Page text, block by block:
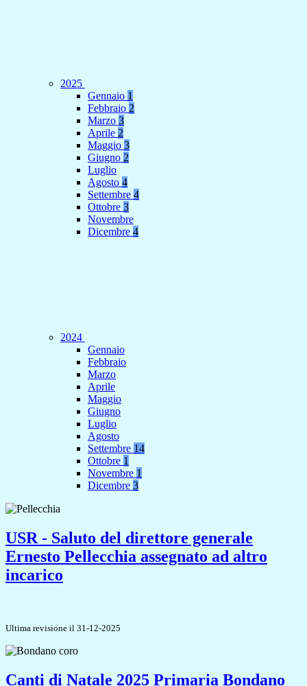
2025
Gennaio 1
Febbraio 2
Marzo 3
Aprile 2
Maggio 3
Giugno 2
Luglio
Agosto 4
Settembre 4
Ottobre 3
Novembre
Dicembre 4
2024
Gennaio
Febbraio
Marzo
Aprile
Maggio
Giugno
Luglio
Agosto
Settembre 14
Ottobre 1
Novembre 1
Dicembre 3
USR - Saluto del direttore generale
Ernesto Pellecchia assegnato ad altro
incarico
Ultima revisione il 31-12-2025
Canti di Natale 2025 Primaria Bondano